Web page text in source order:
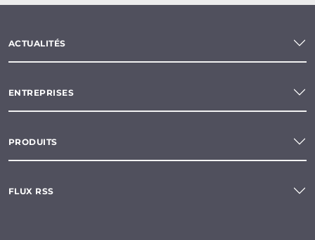
ACTUALITÉS
ENTREPRISES
PRODUITS
FLUX RSS